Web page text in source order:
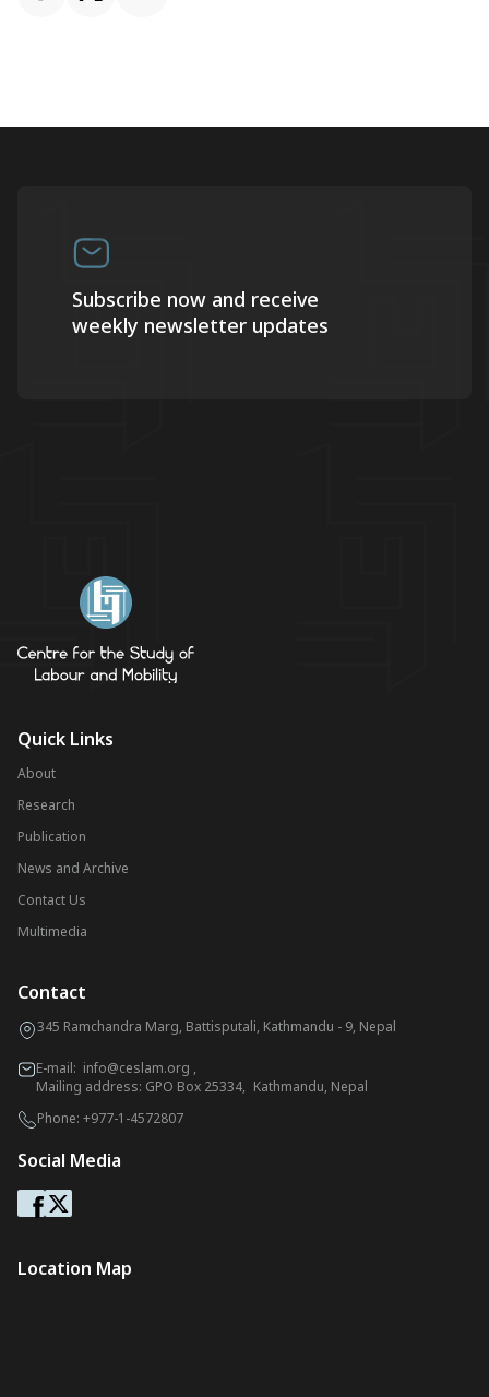
Subscribe now and receive
weekly newsletter updates
Quick Links
About
Research
Publication
News and Archive
Contact Us
Multimedia
Contact
345 Ramchandra Marg, Battisputali, Kathmandu - 9, Nepal
E-mail: info@ceslam.org ,
Mailing address: GPO Box 25334, Kathmandu, Nepal
Phone: +977-1-4572807
Social Media
Location Map